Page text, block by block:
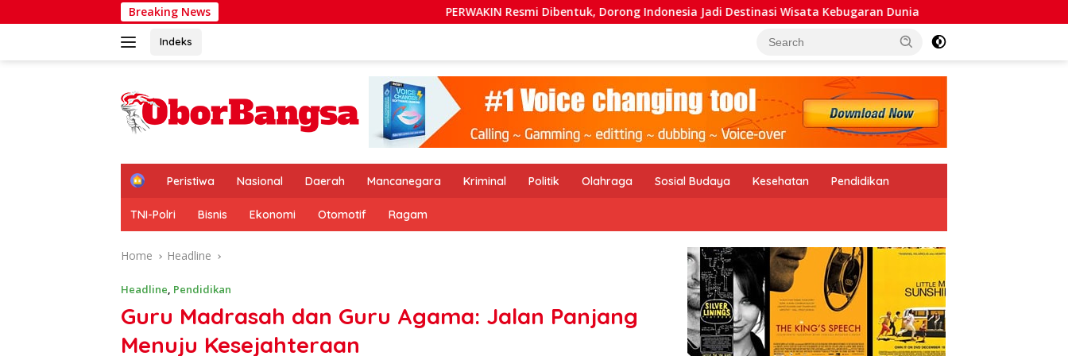
to
Breaking News PERWAKIN Resmi Dibentuk, Dorong Indonesia Jadi Destinasi Wisata Kebugaran Dunia Relly Reagen Ajak Daerah Kembangkan
Indeks
H
m
e
Peristiwa Nasional Daerah Mancanegara Kriminal Politik Olahraga Sosial Budaya Kesehatan Pendidikan
TNI-Polri Bisnis Ekonomi Otomotif Ragam
Home Headline
Headline, Pendidikan
Guru Madrasah dan Guru Agama: Jalan Panjang
Menuju Kesejahteraan